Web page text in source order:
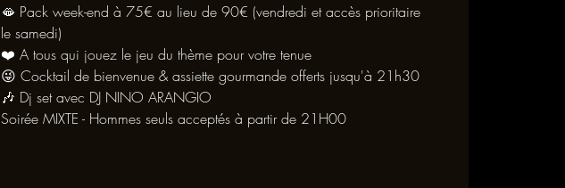
🫦 Pack week-end à 75€ au lieu de 90€ (vendredi et accès prioritaire
le samedi)
❤️ A tous qui jouez le jeu du thème pour votre tenue
😜 Cocktail de bienvenue & assiette gourmande offerts jusqu'à 21h30
🎶 Dj set avec DJ NINO ARANGIO
Soirée MIXTE - Hommes seuls acceptés à partir de 21H00